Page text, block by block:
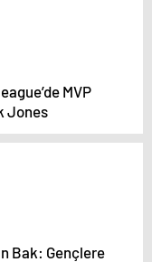
MVP
Jones
Bak: Gençlere